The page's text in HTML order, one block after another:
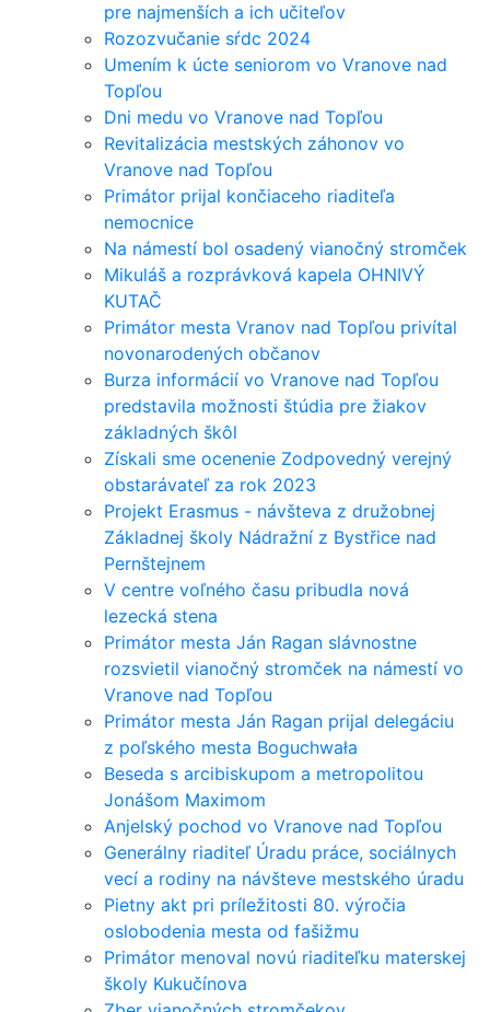
pre najmenších a ich učiteľov
Rozozvučanie sŕdc 2024
Umením k úcte seniorom vo Vranove nad
Topľou
Dni medu vo Vranove nad Topľou
Revitalizácia mestských záhonov vo
Vranove nad Topľou
Primátor prijal končiaceho riaditeľa
nemocnice
Na námestí bol osadený vianočný stromček
Mikuláš a rozprávková kapela OHNIVÝ
KUTAČ
Primátor mesta Vranov nad Topľou privítal
novonarodených občanov
Burza informácií vo Vranove nad Topľou
predstavila možnosti štúdia pre žiakov
základných škôl
Získali sme ocenenie Zodpovedný verejný
obstarávateľ za rok 2023
Projekt Erasmus - návšteva z družobnej
Základnej školy Nádražní z Bystřice nad
Pernštejnem
V centre voľného času pribudla nová
lezecká stena
Primátor mesta Ján Ragan slávnostne
rozsvietil vianočný stromček na námestí vo
Vranove nad Topľou
Primátor mesta Ján Ragan prijal delegáciu
z poľského mesta Boguchwała
Beseda s arcibiskupom a metropolitou
Jonášom Maximom
Anjelský pochod vo Vranove nad Topľou
Generálny riaditeľ Úradu práce, sociálnych
vecí a rodiny na návšteve mestského úradu
Pietny akt pri príležitosti 80. výročia
oslobodenia mesta od fašižmu
Primátor menoval novú riaditeľku materskej
školy Kukučínova